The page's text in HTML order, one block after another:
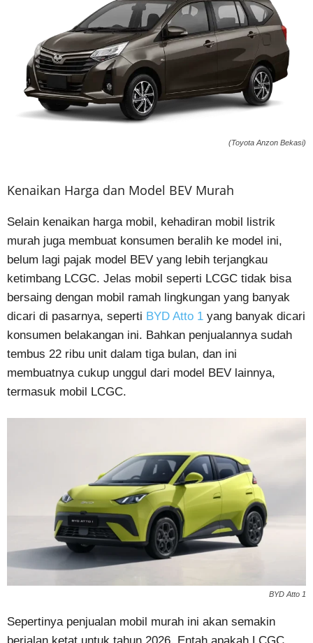
(Toyota Anzon Bekasi)
Kenaikan Harga dan Model BEV Murah
Selain kenaikan harga mobil, kehadiran mobil listrik
murah juga membuat konsumen beralih ke model ini,
belum lagi pajak model BEV yang lebih terjangkau
ketimbang LCGC. Jelas mobil seperti LCGC tidak bisa
bersaing dengan mobil ramah lingkungan yang banyak
dicari di pasarnya, seperti BYD Atto 1 yang banyak dicari
konsumen belakangan ini. Bahkan penjualannya sudah
tembus 22 ribu unit dalam tiga bulan, dan ini
membuatnya cukup unggul dari model BEV lainnya,
termasuk mobil LCGC.
BYD Atto 1
Sepertinya penjualan mobil murah ini akan semakin